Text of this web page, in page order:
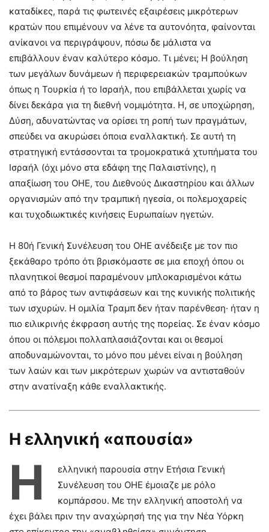
καταδίκες, παρά τις φωτεινές εξαιρέσεις μικρότερων
κρατών που επιμένουν να λένε τα αυτονόητα, φαίνονται
ανίκανοι να περιγράψουν, πόσω δε μάλιστα να
επιβάλλουν έναν καλύτερο κόσμο. Τι μένει; Η βούληση
των μεγάλων δυνάμεων ή περιφερειακών τραμπούκων
όπως η Τουρκία ή το Ισραήλ, που επιβάλλεται χωρίς να
δίνει δεκάρα για τη διεθνή νομιμότητα. Η, σε υποχώρηση,
Δύση, αδυνατώντας να ορίσει τη ροπή των πραγμάτων,
σπεύδει να ακυρώσει όποια εναλλακτική. Σε αυτή τη
στρατηγική εντάσσονται τα τρομοκρατικά χτυπήματα του
Ισραήλ (όχι μόνο στα εδάφη της Παλαιστίνης), η
απαξίωση του ΟΗΕ, του Διεθνούς Δικαστηρίου και άλλων
οργανισμών από την τραμπική ηγεσία, οι πολεμοχαρείς
και τυχοδιωκτικές κινήσεις Ευρωπαίων ηγετών.
Η 80ή Γενική Συνέλευση του ΟΗΕ ανέδειξε με τον πιο
ξεκάθαρο τρόπο ότι βρισκόμαστε σε μια εποχή όπου οι
πλανητικοί θεσμοί παραμένουν μπλοκαρισμένοι κάτω
από το βάρος των αντιφάσεων και της κυνικής πολιτικής
των ισχυρών. Η ομιλία Τραμπ δεν ήταν παρένθεση· ήταν η
πιο ειλικρινής έκφραση αυτής της πορείας. Σε έναν κόσμο
όπου οι πόλεμοι πολλαπλασιάζονται και οι θεσμοί
αποδυναμώνονται, το μόνο που μένει είναι η βούληση
των λαών και των μικρότερων χωρών να αντισταθούν
στην ανατίναξη κάθε εναλλακτικής.
Η ελληνική «απουσία»
Η
ελληνική παρουσία στην Ετήσια Γενική
Συνέλευση του ΟΗΕ έμοιαζε με ρόλο
κομπάρσου. Με την ελληνική αποστολή να
έχει βάλει πριν την αναχώρησή της για την Νέα Υόρκη